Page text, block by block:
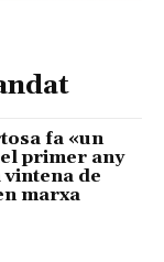
fa «un
primer any
vintena de
marxa